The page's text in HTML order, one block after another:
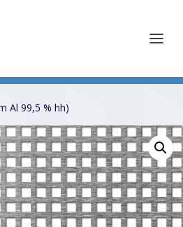
Al 99,5 % hh)